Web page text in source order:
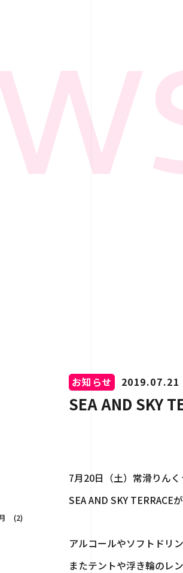
お知らせ
採用情報
お知らせ 2019.07.21
SEA AND SKY
7月20日（土）常滑りん
SEA AND SKY TERRACE
アルコールやソフトドリン
またテントや浮き輪のレン
(2)